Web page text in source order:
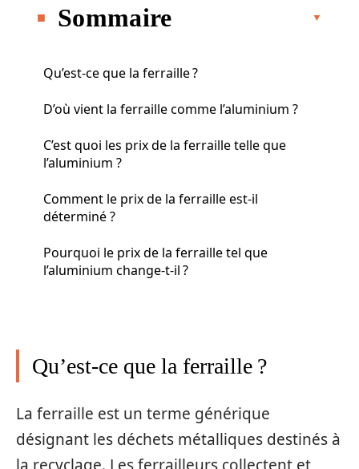
Sommaire
Qu’est-ce que la ferraille ?
D’où vient la ferraille comme l’aluminium ?
C’est quoi les prix de la ferraille telle que
l’aluminium ?
Comment le prix de la ferraille est-il
déterminé ?
Pourquoi le prix de la ferraille tel que
l’aluminium change-t-il ?
Qu’est-ce que la ferraille ?
La ferraille est un terme générique
désignant les déchets métalliques destinés à
la recyclage. Les ferrailleurs collectent et